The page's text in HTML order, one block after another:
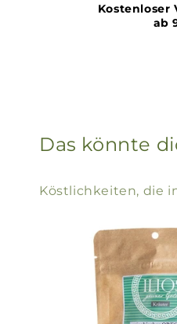
Kostenloser
ab
Das könnte
Köstlichkeiten, die